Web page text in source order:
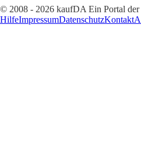
© 2008 - 2026 kaufDA Ein Portal
HilfeImpressumDatenschutzKontakt